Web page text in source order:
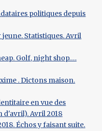
politiques depuis
Statistiques. Avril
Golf, night shop….
. Dictons maison.
en vue des
d'avril). Avril 2018
Échos y faisant suite.